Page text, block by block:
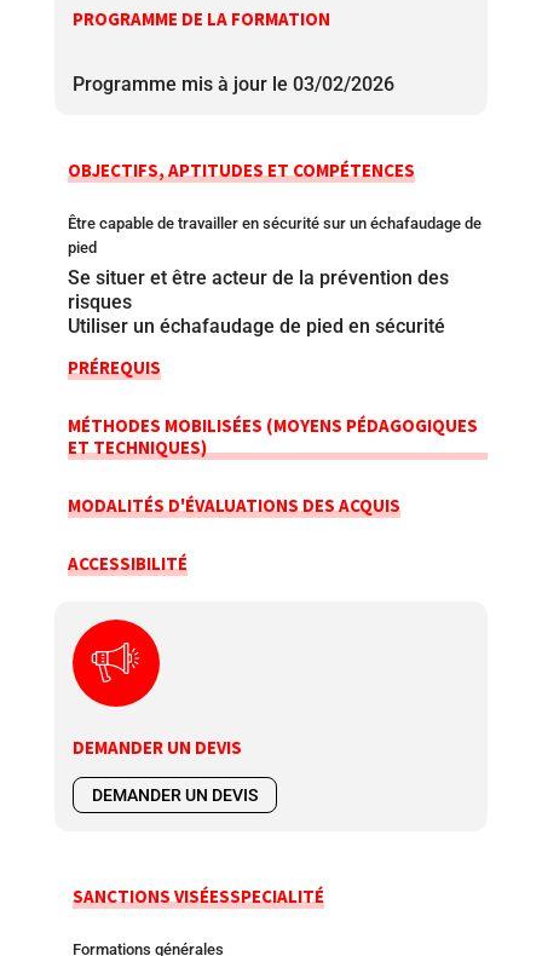
PROGRAMME DE LA FORMATION
Programme mis à jour le 03/02/2026
OBJECTIFS, APTITUDES ET COMPÉTENCES
Être capable de travailler en sécurité sur un échafaudage de
pied
Se situer et être acteur de la prévention des
risques
Utiliser un échafaudage de pied en sécurité
PRÉREQUIS
MÉTHODES MOBILISÉES (MOYENS PÉDAGOGIQUES
ET TECHNIQUES)
MODALITÉS D'ÉVALUATIONS DES ACQUIS
ACCESSIBILITÉ
DEMANDER UN DEVIS
DEMANDER UN DEVIS
SANCTIONS VISÉESSPECIALITÉ
Formations générales